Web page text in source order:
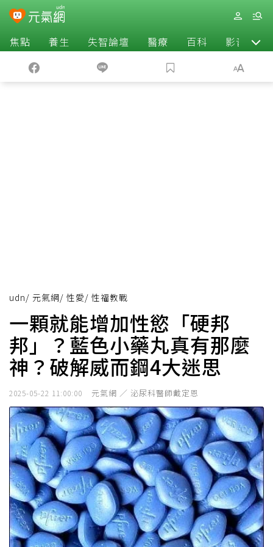
焦點 養生 失智論壇 醫療 百科 影音
udn/ 元氣網/ 性愛/ 性福教戰
一顆就能增加性慾「硬邦
邦」？藍色小藥丸真有那麼
神？破解威而鋼4大迷思
2025-05-22 11:00:00 元氣網 ／ 泌尿科醫師戴定恩